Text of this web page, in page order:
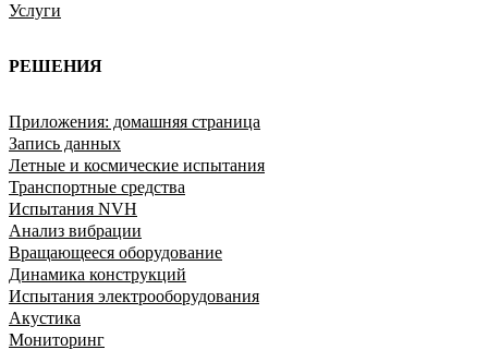
Услуги
РЕШЕНИЯ
Приложения: домашняя страница
Запись данных
Летные и космические испытания
Транспортные средства
Испытания NVH
Анализ вибрации
Вращающееся оборудование
Динамика конструкций
Испытания электрооборудования
Акустика
Мониторинг